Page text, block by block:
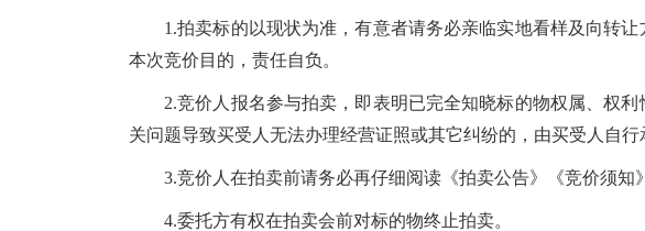
1.拍卖标的以现状为准，有意者请务必亲临实地看样及向转
本次竞价目的，责任自负。
2.竞价人报名参与拍卖，即表明已完全知晓标的物权属、权
关问题导致买受人无法办理经营证照或其它纠纷的，由买受人自行
3.竞价人在拍卖前请务必再仔细阅读《拍卖公告》《竞价须
4.委托方有权在拍卖会前对标的物终止拍卖。